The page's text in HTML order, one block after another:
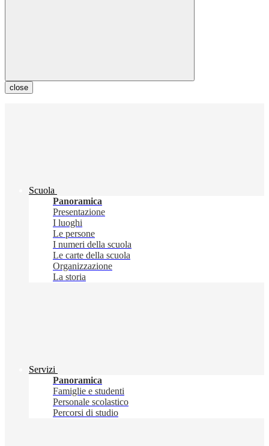
close
Scuola
Panoramica
Presentazione
I luoghi
Le persone
I numeri della scuola
Le carte della scuola
Organizzazione
La storia
Servizi
Panoramica
Famiglie e studenti
Personale scolastico
Percorsi di studio